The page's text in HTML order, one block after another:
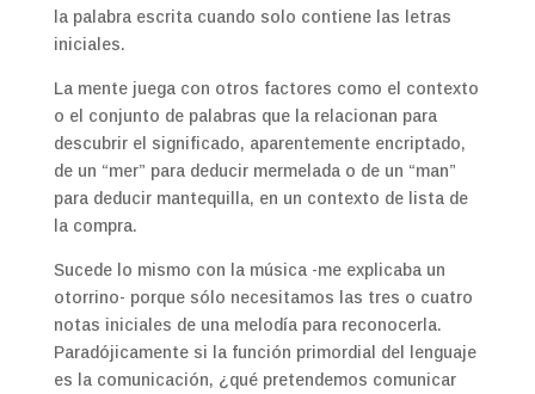
la palabra escrita cuando solo contiene las letras
iniciales.
La mente juega con otros factores como el contexto
o el conjunto de palabras que la relacionan para
descubrir el significado, aparentemente encriptado,
de un “mer” para deducir mermelada o de un “man”
para deducir mantequilla, en un contexto de lista de
la compra.
Sucede lo mismo con la música -me explicaba un
otorrino- porque sólo necesitamos las tres o cuatro
notas iniciales de una melodía para reconocerla.
Paradójicamente si la función primordial del lenguaje
es la comunicación, ¿qué pretendemos comunicar